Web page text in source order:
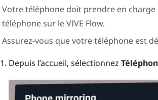
Votre téléphone doit prendre en charge
téléphone sur leVIVE Flow.
Assurez-vous que votre téléphone est
Depuis l’accueil, sélectionnez